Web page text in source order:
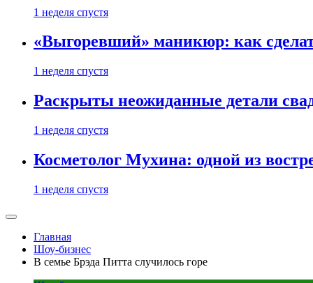
1 неделя спустя
«Выгоревший» маникюр: как
1 неделя спустя
Раскрыты неожиданные детали
1 неделя спустя
Косметолог Мухина: одной из
1 неделя спустя
Главная
Шоу-бизнес
В семье Брэда Питта случилось горе